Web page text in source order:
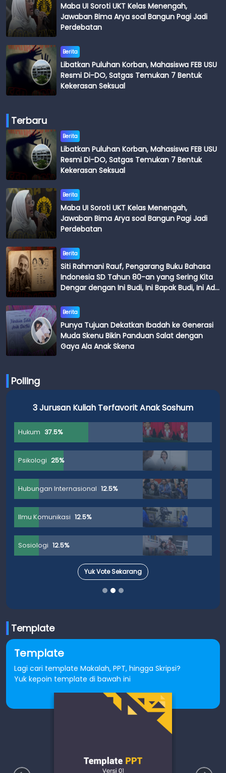
Maba UI Soroti UKT Kelas Menengah,
Jawaban Bima Arya soal Bangun Pagi Jadi
Perdebatan
Berita
Libatkan Puluhan Korban, Mahasiswa FEB USU
Resmi Di-DO, Satgas Temukan 7 Bentuk
Kekerasan Seksual
Terbaru
Berita
Libatkan Puluhan Korban, Mahasiswa FEB USU
Resmi Di-DO, Satgas Temukan 7 Bentuk
Kekerasan Seksual
Berita
Maba UI Soroti UKT Kelas Menengah,
Jawaban Bima Arya soal Bangun Pagi Jadi
Perdebatan
Berita
Siti Rahmani Rauf, Pengarang Buku Bahasa
Indonesia SD Tahun 80-an yang Sering Kita
Dengar dengan Ini Budi, Ini Bapak Budi, Ini Adik
Berita
Punya Tujuan Dekatkan Ibadah ke Generasi
Muda Skenu Bikin Panduan Salat dengan
Gaya Ala Anak Skena
Polling
3 Jurusan Kuliah Terfavorit Anak Soshum
Hukum 37.5%
Psikologi 25%
Hubungan Internasional 12.5%
Ilmu Komunikasi 12.5%
Sosiologi 12.5%
Yuk Vote Sekarang
Template
Template
Lagi cari template Makalah, PPT, hingga Skripsi?
Yuk kepoin template di bawah ini